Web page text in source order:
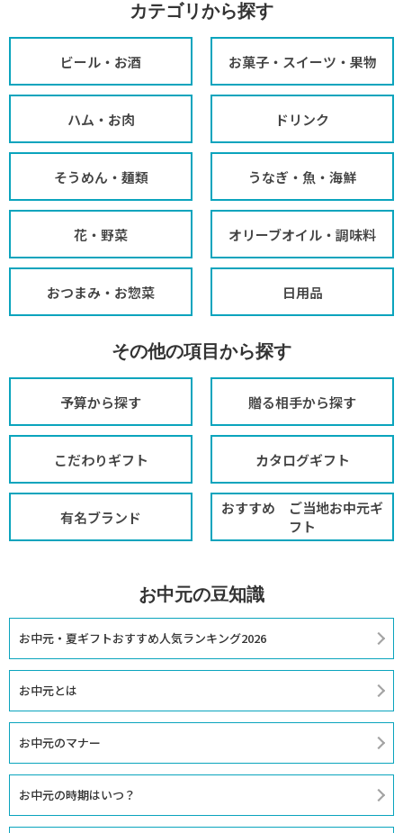
カテゴリから探す
ビール・お酒 お菓子・スイーツ・果物
ハム・お肉 ドリンク
そうめん・麺類 うなぎ・魚・海鮮
花・野菜 オリーブオイル・調味料
おつまみ・お惣菜 日用品
その他の項目から探す
予算から探す 贈る相手から探す
こだわりギフト カタログギフト
有名ブランド
おすすめ ご当地お中元ギ
フト
お中元の豆知識
お中元・夏ギフトおすすめ人気ランキング2026
お中元とは
お中元のマナー
お中元の時期はいつ？